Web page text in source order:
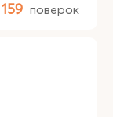
159 поверок